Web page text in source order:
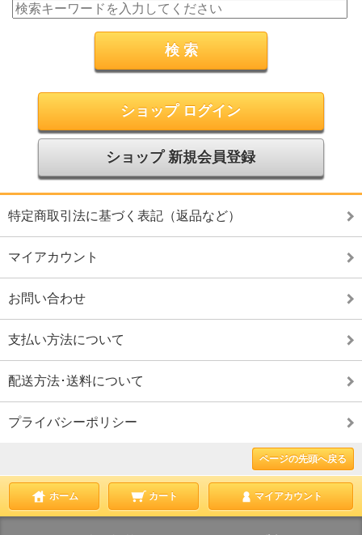
ショップ ログイン
ショップ 新規会員登録
特定商取引法に基づく表記（返品など）
マイアカウント
お問い合わせ
支払い方法について
配送方法･送料について
プライバシーポリシー
ページの先頭へ戻る
ホーム カート マイアカウント